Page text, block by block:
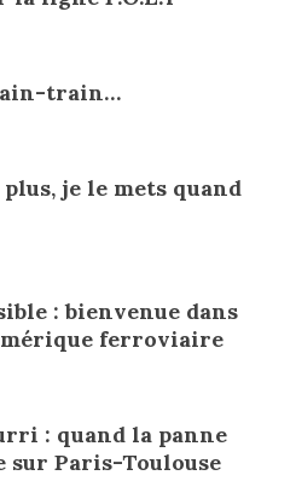
train…
je le mets quand
: bienvenue dans
ferroviaire
: quand la panne
sur Paris-Toulouse